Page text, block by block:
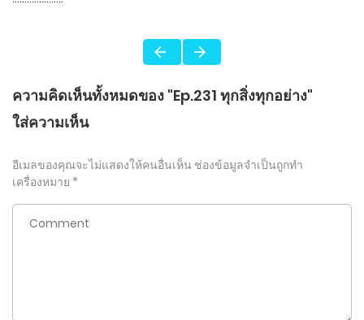
ความคิดเห็นทั้งหมดของ "Ep.231 ทุกสิ่งทุกอย่าง"
ใส่ความเห็น
อีเมลของคุณจะไม่แสดงให้คนอื่นเห็น ช่องข้อมูลจำเป็นถูกทำ
เครื่องหมาย *